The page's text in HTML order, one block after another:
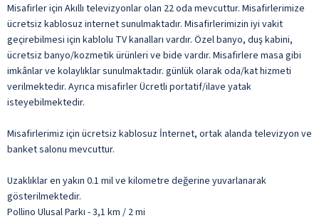
Misafirler için Akıllı televizyonlar olan 22 oda mevcuttur. Misafirlerimize
ücretsiz kablosuz internet sunulmaktadır. Misafirlerimizin iyi vakit
geçirebilmesi için kablolu TV kanalları vardır. Özel banyo, duş kabini,
ücretsiz banyo/kozmetik ürünleri ve bide vardır. Misafirlere masa gibi
imkânlar ve kolaylıklar sunulmaktadır. günlük olarak oda/kat hizmeti
verilmektedir. Ayrıca misafirler Ücretli portatif/ilave yatak
isteyebilmektedir.
Misafirlerimiz için ücretsiz kablosuz İnternet, ortak alanda televizyon ve
banket salonu mevcuttur.
Uzaklıklar en yakın 0.1 mil ve kilometre değerine yuvarlanarak
gösterilmektedir.
Pollino Ulusal Parkı - 3,1 km / 2 mi